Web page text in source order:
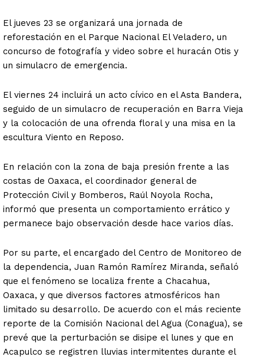
El jueves 23 se organizará una jornada de
reforestación en el Parque Nacional El Veladero, un
concurso de fotografía y video sobre el huracán Otis y
un simulacro de emergencia.
El viernes 24 incluirá un acto cívico en el Asta Bandera,
seguido de un simulacro de recuperación en Barra Vieja
y la colocación de una ofrenda floral y una misa en la
escultura Viento en Reposo.
En relación con la zona de baja presión frente a las
costas de Oaxaca, el coordinador general de
Protección Civil y Bomberos, Raúl Noyola Rocha,
informó que presenta un comportamiento errático y
permanece bajo observación desde hace varios días.
Por su parte, el encargado del Centro de Monitoreo de
la dependencia, Juan Ramón Ramírez Miranda, señaló
que el fenómeno se localiza frente a Chacahua,
Oaxaca, y que diversos factores atmosféricos han
limitado su desarrollo. De acuerdo con el más reciente
reporte de la Comisión Nacional del Agua (Conagua), se
prevé que la perturbación se disipe el lunes y que en
Acapulco se registren lluvias intermitentes durante el